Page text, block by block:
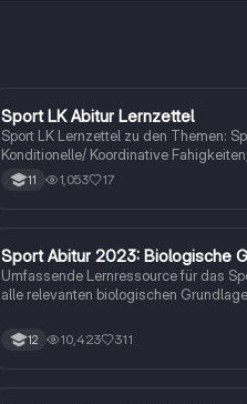
Sport
Sport LK Abitur Lernzettel
Sport LK Lernzettel zu den Themen:
Konditionelle/ Koordinative
Ausdauer, Sportbiologie,
Trainingsaufbau, Bewegungslehre,
11 1,053 17
Sport
Sport Abitur 2023: Biologische
Umfassende Lernressource für das
alle relevanten biologischen
Bewegungslehre, Lern- und
biomechanische Prinzipien. Ideal für
12 10,423 311